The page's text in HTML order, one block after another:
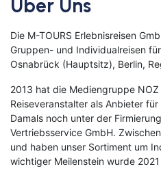
Europa
Gruppenreise
Italien
Konzertreisen in
Meer & See
Musicalreisen in
Über Uns
Die M-TOURS Erlebnisreisen
Gruppen- und Individualreisen
Osnabrück (Hauptsitz), Berlin,
2013 hat die Mediengruppe
Reiseveranstalter als Anbieter
Damals noch unter der
Vertriebsservice GmbH.
und haben unser Sortiment um
wichtiger Meilenstein wurde